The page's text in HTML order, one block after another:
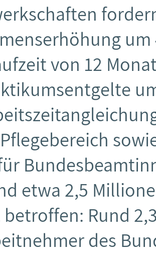
von 12
etwa 2,5
Rund
des